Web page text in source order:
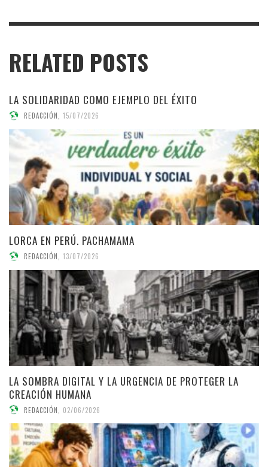
RELATED POSTS
LA SOLIDARIDAD COMO EJEMPLO DEL ÉXITO
REDACCIÓN 15/07/2026
LORCA EN PERÚ. PACHAMAMA
REDACCIÓN 13/07/2026
LA SOMBRA DIGITAL Y LA URGENCIA DE PROTEGER LA
CREACIÓN HUMANA
REDACCIÓN 02/06/2026